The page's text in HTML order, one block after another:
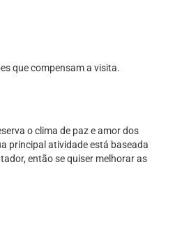
que compensam a visita.
o clima de paz e amor dos
principal atividade está baseada
então se quiser melhorar as